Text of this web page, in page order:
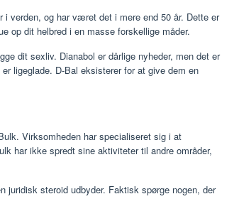
verden, og har været det i mere end 50 år. Dette er
op dit helbred i en masse forskellige måder.
dit sexliv. Dianabol er dårlige nyheder, men det er
ligeglade. D-Bal eksisterer for at give dem en
Virksomheden har specialiseret sig i at
har ikke spredt sine aktiviteter til andre områder,
juridisk steroid udbyder. Faktisk spørge nogen, der